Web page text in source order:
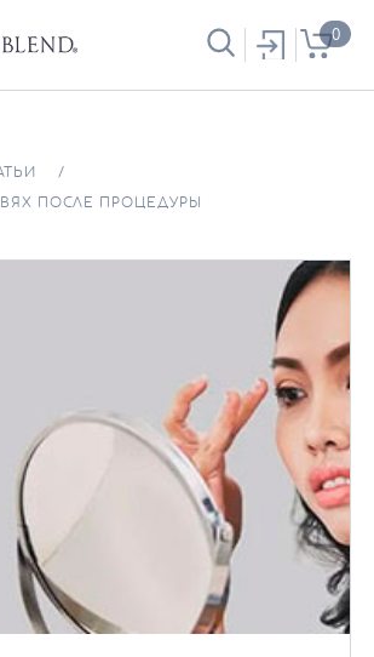
0
ПОСЛЕ ПРОЦЕДУРЫ